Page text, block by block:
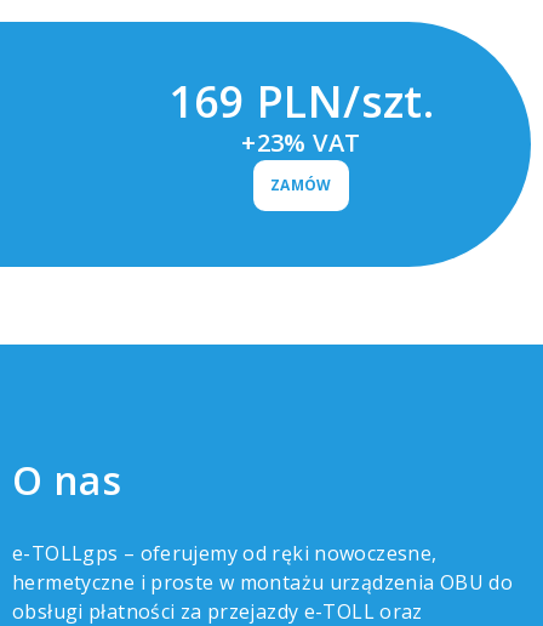
169 PLN/szt.
+23% VAT
ZAMÓW
O nas
e-TOLLgps – oferujemy od ręki nowoczesne,
hermetyczne i proste w montażu urządzenia OBU do
obsługi płatności za przejazdy e-TOLL oraz